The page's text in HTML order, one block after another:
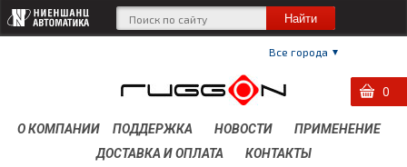
Все города
О КОМПАНИИ ПОДДЕРЖКА НОВОСТИ
ПРИМЕНЕНИЕ
ДОСТАВКА И ОПЛАТА
КОНТАКТЫ
0
0
0